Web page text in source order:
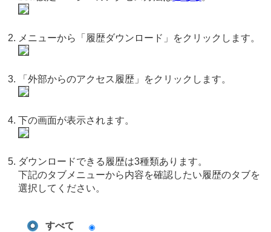
メニューから「履歴ダウンロード」をクリックします。
「外部からのアクセス履歴」をクリックします。
下の画面が表示されます。
ダウンロードできる履歴は3種類あります。
下記のタブメニューから内容を確認したい履歴のタブを
選択してください。
すべて